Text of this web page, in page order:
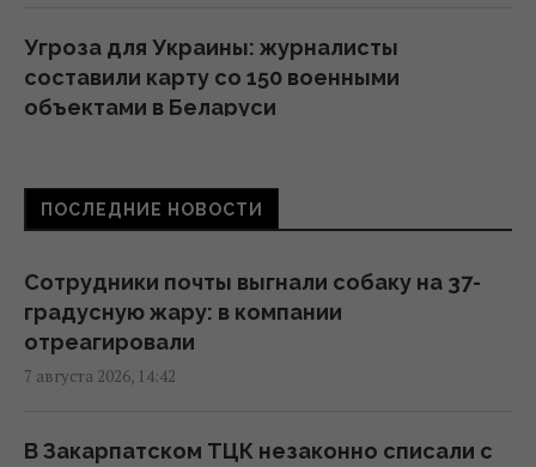
Угроза для Украины: журналисты
составили карту со 150 военными
объектами в Беларуси
Жирная цель: в Крыму уничтожен
11:00 пятница, 07 августа 2026
Адвокат поставил под сомнение
беспристрастность антикоррупционной
10:59 пятница, 07 августа 2026
ПОСЛЕДНИЕ НОВОСТИ
Сотрудники почты выгнали собаку на 37-
градусную жару: в компании
отреагировали
7 августа 2026, 14:42
В Закарпатском ТЦК незаконно списали с